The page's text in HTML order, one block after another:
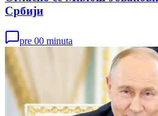
Србији
pre 00 minuta